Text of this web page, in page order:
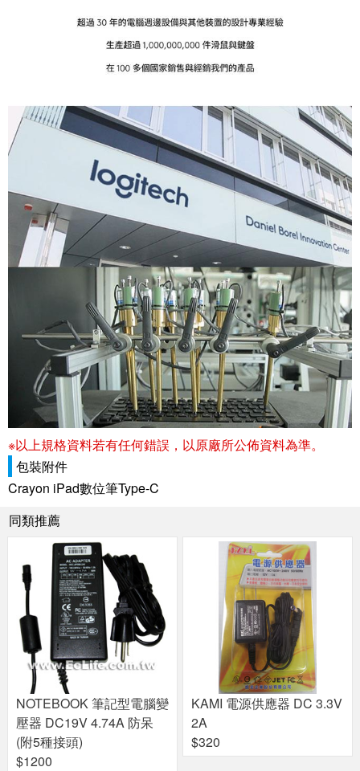
※以上規格資料若有任何錯誤，以原廠所公佈資料為準。
包裝附件
Crayon iPad數位筆Type-C
同類推薦
NOTEBOOK 筆記型電腦變
壓器 DC19V 4.74A 防呆
(附5種接頭)
$1200
KAMI 電源供應器 DC 3.3V
2A
$320